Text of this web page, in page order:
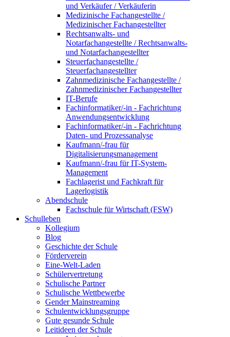
und Verkäufer / Verkäuferin
Medizinische Fachangestellte /
Medizinischer Fachangestellter
Rechtsanwalts- und
Notarfachangestellte / Rechtsanwalts-
und Notarfachangestellter
Steuerfachangestellte /
Steuerfachangestellter
Zahnmedizinische Fachangestellte /
Zahnmedizinischer Fachangestellter
IT-Berufe
Fachinformatiker/-in - Fachrichtung
Anwendungsentwicklung
Fachinformatiker/-in - Fachrichtung
Daten- und Prozessanalyse
Kaufmann/-frau für
Digitalisierungsmanagement
Kaufmann/-frau für IT-System-
Management
Fachlagerist und Fachkraft für
Lagerlogistik
Abendschule
Fachschule für Wirtschaft (FSW)
Schulleben
Kollegium
Blog
Geschichte der Schule
Förderverein
Eine-Welt-Laden
Schülervertretung
Schulische Partner
Schulische Wettbewerbe
Gender Mainstreaming
Schulentwicklungsgruppe
Gute gesunde Schule
Leitideen der Schule